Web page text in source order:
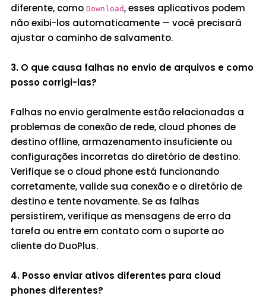
diferente, como Download, esses aplicativos podem
não exibi-los automaticamente — você precisará
ajustar o caminho de salvamento.
3. O que causa falhas no envio de arquivos e como
posso corrigi-las?
Falhas no envio geralmente estão relacionadas a
problemas de conexão de rede, cloud phones de
destino offline, armazenamento insuficiente ou
configurações incorretas do diretório de destino.
Verifique se o cloud phone está funcionando
corretamente, valide sua conexão e o diretório de
destino e tente novamente. Se as falhas
persistirem, verifique as mensagens de erro da
tarefa ou entre em contato com o suporte ao
cliente do DuoPlus.
4. Posso enviar ativos diferentes para cloud
phones diferentes?